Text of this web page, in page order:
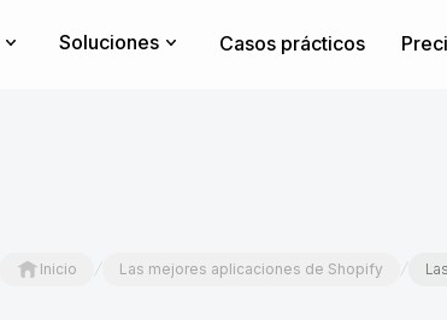
Soluciones Casos prácticos
Inicio / Las mejores aplicaciones de Shopify /